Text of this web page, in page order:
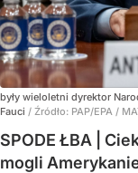
były wieloletni dyrektor
Fauci / Źródło: PAP/EPA /
SPODE ŁBA |
mogli